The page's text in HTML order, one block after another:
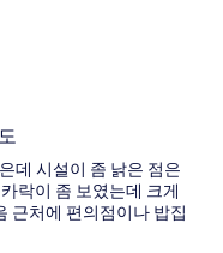
데 시설이 좀 낡은 점은
락이 좀 보였는데 크게
근처에 편의점이나 밥집